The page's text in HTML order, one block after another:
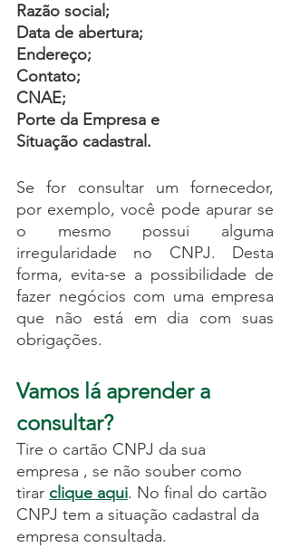
Razão social;
Data de abertura;
Endereço;
Contato;
CNAE;
Porte da Empresa e
Situação cadastral.
Se for consultar um fornecedor,
por exemplo, você pode apurar se
o mesmo possui alguma
irregularidade no CNPJ. Desta
forma, evita-se a possibilidade de
fazer negócios com uma empresa
que não está em dia com suas
obrigações.
Vamos lá aprender a
consultar?
Tire o cartão CNPJ da sua
empresa , se não souber como
tirar clique aqui. No final do cartão
CNPJ tem a situação cadastral da
empresa consultada.